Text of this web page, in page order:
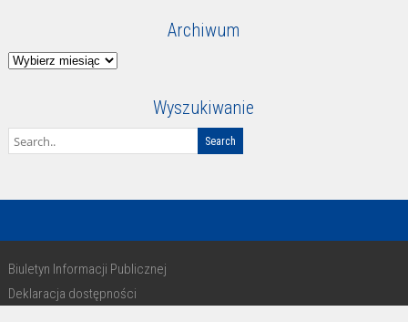
Archiwum
Archiwum
Wyszukiwanie
Biuletyn Informacji Publicznej
Deklaracja dostępności